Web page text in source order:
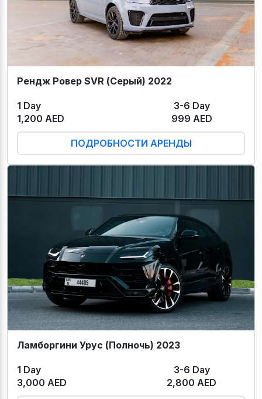
Рендж Ровер SVR (Серый) 2022
1 Day
3-6 Day
1,200 AED
999 AED
ПОДРОБНОСТИ АРЕНДЫ
Ламборгини Урус (Полночь) 2023
1 Day
3-6 Day
3,000 AED
2,800 AED